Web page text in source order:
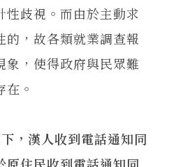
性歧視。而由於主動求
的，故各類就業調查報
象，使得政府與民眾難
。
，漢人收到電話通知同